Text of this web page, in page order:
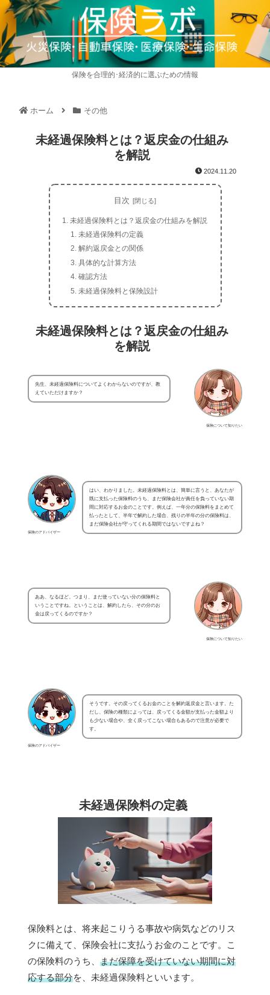
保険を合理的･経済的に選ぶための情報
ホーム その他
未経過保険料とは？返戻金の仕組み
を解説
2024.11.20
目次
未経過保険料とは？返戻金の仕組みを解説
未経過保険料の定義
解約返戻金との関係
具体的な計算方法
確認方法
未経過保険料と保険設計
未経過保険料とは？返戻金の仕組み
を解説
保険について知りたい
先生、未経過保険料についてよくわからないのですが、教
えていただけますか？
保険のアドバイザー
はい、わかりました。未経過保険料とは、簡単に言うと、あなたが
既に支払った保険料のうち、まだ保険会社が責任を負っていない期
間に対応するお金のことです。例えば、一年分の保険料をまとめて
払ったとして、半年で解約した場合、残りの半年の分の保険料は、
まだ保険会社が守ってくれる期間ではないですよね？
保険について知りたい
ああ、なるほど。つまり、まだ使っていない分の保険料と
いうことですね。ということは、解約したら、その分のお
金は戻ってくるのですか？
保険のアドバイザー
そうです。その戻ってくるお金のことを解約返戻金と言います。た
だし、保険の種類によっては、戻ってくる金額が支払った金額より
も少ない場合や、全く戻ってこない場合もあるので注意が必要で
す。
未経過保険料の定義
保険料とは、将来起こりうる事故や病気などのリス
クに備えて、保険会社に支払うお金のことです。こ
の保険料のうち、 まだ保障を受けていない期間に対
応する部分を、未経過保険料といいます。